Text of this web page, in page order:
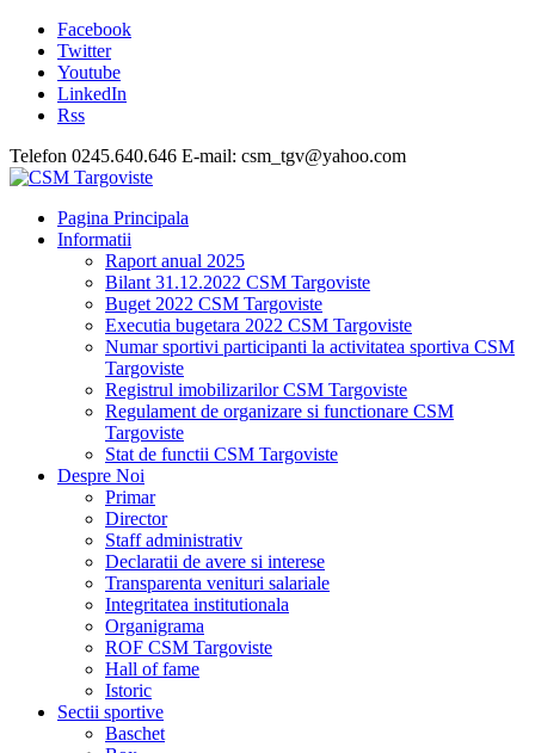
Facebook
Twitter
Youtube
LinkedIn
Rss
Telefon 0245.640.646 E-mail: csm_tgv@yahoo.com
Pagina Principala
Informatii
Raport anual 2025
Bilant 31.12.2022 CSM Targoviste
Buget 2022 CSM Targoviste
Executia bugetara 2022 CSM Targoviste
Numar sportivi participanti la activitatea sportiva CSM
Targoviste
Registrul imobilizarilor CSM Targoviste
Regulament de organizare si functionare CSM
Targoviste
Stat de functii CSM Targoviste
Despre Noi
Primar
Director
Staff administrativ
Declaratii de avere si interese
Transparenta venituri salariale
Integritatea institutionala
Organigrama
ROF CSM Targoviste
Hall of fame
Istoric
Sectii sportive
Baschet